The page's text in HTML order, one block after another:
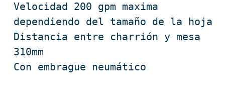
Velocidad 200 gpm maxima
dependiendo del tamaño de la hoja
Distancia entre charrión y mesa
310mm
Con embrague neumático